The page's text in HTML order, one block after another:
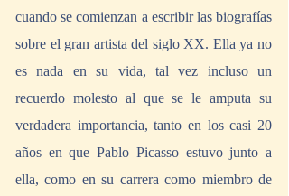
cuando se comienzan a escribir las biografías
sobre el gran artista del siglo XX. Ella ya no
es nada en su vida, tal vez incluso un
recuerdo molesto al que se le amputa su
verdadera importancia, tanto en los casi 20
años en que Pablo Picasso estuvo junto a
ella, como en su carrera como miembro de